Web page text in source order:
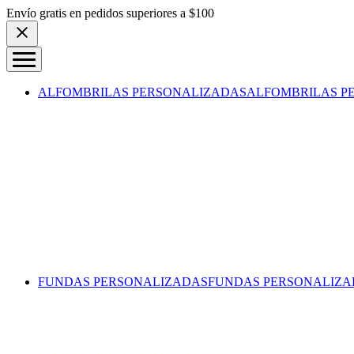
Skip to content
Envío gratis en pedidos superiores a $100
ALFOMBRILAS PERSONALIZADASALFOMBRILAS
FUNDAS PERSONALIZADASFUNDAS